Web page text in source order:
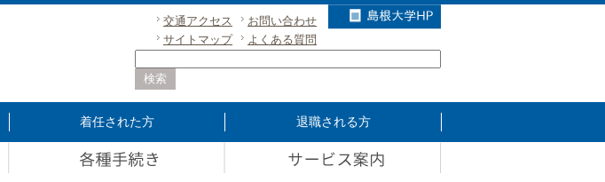
交通アクセス
お問い合わせ
サイトマップ
よくある質問
着任された方 退職される方